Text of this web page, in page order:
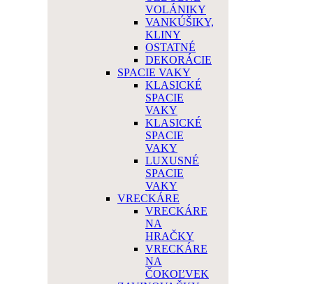
VOLÁNIKY
VANKÚŠIKY,
KLINY
OSTATNÉ
DEKORÁCIE
SPACIE VAKY
KLASICKÉ
SPACIE
VAKY
KLASICKÉ
SPACIE
VAKY
LUXUSNÉ
SPACIE
VAKY
VRECKÁRE
VRECKÁRE
NA
HRAČKY
VRECKÁRE
NA
ČOKOĽVEK